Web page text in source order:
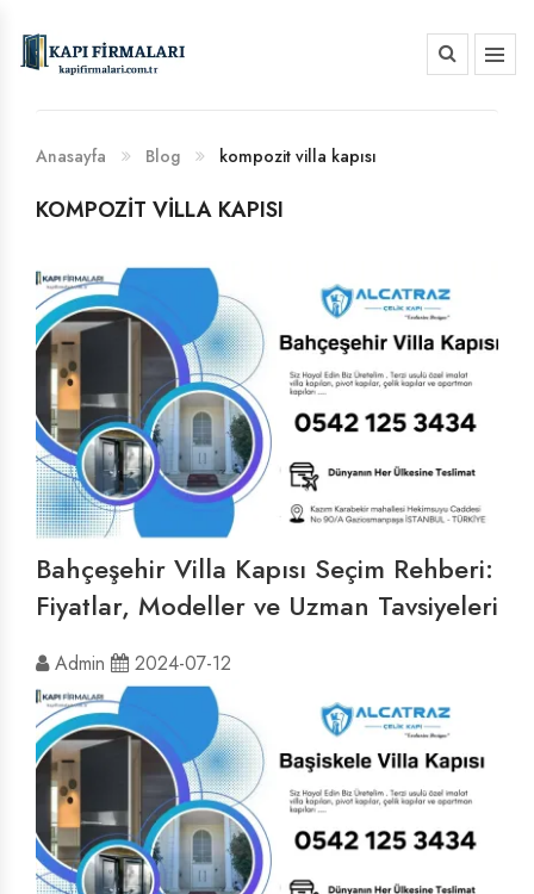
BANKA HESAP NUMARALARIMIZ
Anasayfa Blog kompozit villa kapısı
KOMPOZIT VILLA KAPISI
Bahçeşehir Villa Kapısı Seçim Rehberi:
Fiyatlar, Modeller ve Uzman Tavsiyeleri
Admin 2024-07-12